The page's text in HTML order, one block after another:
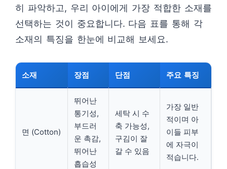
히 파악하고, 우리 아이에게 가장 적합한 소재를
선택하는 것이 중요합니다. 다음 표를 통해 각
소재의 특징을 한눈에 비교해 보세요.
소재 장점 단점 주요 특징
면 (Cotton)
뛰어난
통기성,
부드러
운 촉감,
뛰어난
흡습성
세탁 시 수
축 가능성,
구김이 잘
갈 수 있음
가장 일반
적이며 아
이들 피부
에 자극이
적습니다.